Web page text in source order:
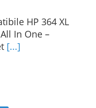
HP 364 XL
In One –
[...]